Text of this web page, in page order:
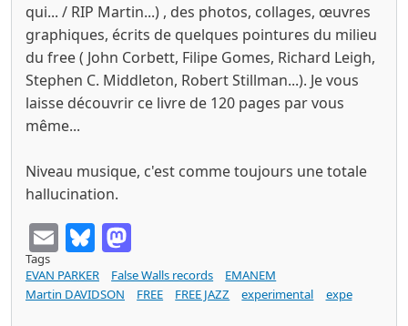
qui... / RIP Martin...) , des photos, collages, œuvres
graphiques, écrits de quelques pointures du milieu
du free ( John Corbett, Filipe Gomes, Richard Leigh,
Stephen C. Middleton, Robert Stillman...). Je vous
laisse découvrir ce livre de 120 pages par vous
même...
Niveau musique, c'est comme toujours une totale
hallucination.
EmailBluesky
Tags
EVAN PARKER
False Walls records
EMANEM
Martin DAVIDSON
FREE FREE JAZZ experimental expe